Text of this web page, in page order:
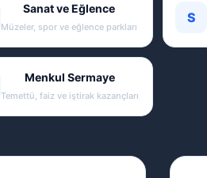
Sanat ve Eğlence
Müzeler, spor ve eğlence parkları
S
Menkul Sermaye
Temettü, faiz ve iştirak kazançları